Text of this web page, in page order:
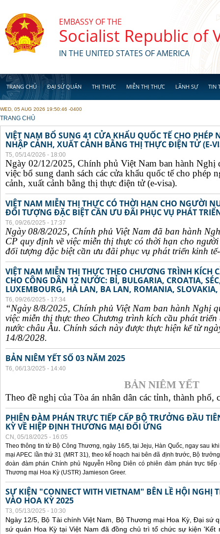
EMBASSY OF THE
Socialist Republic of
IN THE UNITED STATES OF AMERICA
TRANG CHỦ ĐẠI SỨ QUÁN THỊ THỰC MIỄN THỊ THỰC LÃNH SỰ TIN
WED, 05 AUG 2026 19:50:46 -0400
YOU ARE HERE
TRANG CHỦ
VIỆT NAM BỔ SUNG 41 CỬA KHẨU QUỐC TẾ CHO
NHẬP CẢNH, XUẤT CẢNH BẰNG THỊ THỰC ĐIỆN TỬ (E-
T5, 05/14/2026 - 18:00
Ngày 02/12/2025, Chính phủ Việt Nam ban hành Nghị
việc bổ sung danh sách các cửa khẩu quốc tế cho phép
cảnh, xuất cảnh bằng thị thực điện tử (e-visa).
VIỆT NAM MIỄN THỊ THỰC CÓ THỜI HẠN CHO NGƯỜI
ĐỐI TƯỢNG ĐẶC BIỆT CẦN ƯU ĐÃI PHỤC VỤ PHÁT
T6, 09/26/2025 - 17:37
Ngày 08/8/2025, Chính phủ Việt Nam đã ban hành
CP quy định về việc miễn thị thực có thời hạn cho
đối tượng đặc biệt cần ưu đãi phục vụ phát triển kinh
VIỆT NAM MIỄN THỊ THỰC THEO CHƯƠNG TRÌNH KÍCH
CHO CÔNG DÂN 12 NƯỚC: BỈ, BULGARIA, CROATIA,
LUXEMBOURG, HÀ LAN, BA LAN, ROMANIA, SLOVAKIA,
T6, 09/26/2025 - 17:34
“Ngày 8/8/2025, Chính phủ Việt Nam ban hành Nghị
việc miễn thị thực theo Chương trình kích cầu phát
nước châu Âu. Chính sách này được thực hiện kể từ
14/8/2028.
BẢN NIÊM YẾT SỐ 03 NĂM 2025
T6, 06/13/2025 - 14:40
BẢN NIÊM YẾT
Theo đề nghị của Tòa án nhân dân các tỉnh, thành phố,
PHIÊN ĐÀM PHÁN TRỰC TIẾP CẤP BỘ TRƯỞNG ĐẦU
KỲ VỀ HIỆP ĐỊNH THƯƠNG MẠI ĐỐI ỨNG
CN, 05/18/2025 - 16:05
Theo thông tin từ Bộ Công Thương, ngày 16/5, tại Jeju, Hàn Quốc, ngay sau
mại APEC lần thứ 31 (MRT 31), theo kế hoạch hai bên đã định trước, Bộ
đoàn đàm phán Chính phủ Nguyễn Hồng Diên có phiên đàm phán trực
Thương mại Hoa Kỳ (USTR) Jamieson Greer.
SỰ KIỆN "CONNECT WITH VIETNAM" BÊN LỀ HỘI
VÀO HOA KỲ 2025
T3, 05/13/2025 - 10:30
Ngày 12/5, Bộ Tài chính Việt Nam, Bộ Thương mại Hoa Kỳ, Đại sứ
sứ quán Hoa Kỳ tại Việt Nam đã đồng chủ trì tổ chức sự kiện 'Kết